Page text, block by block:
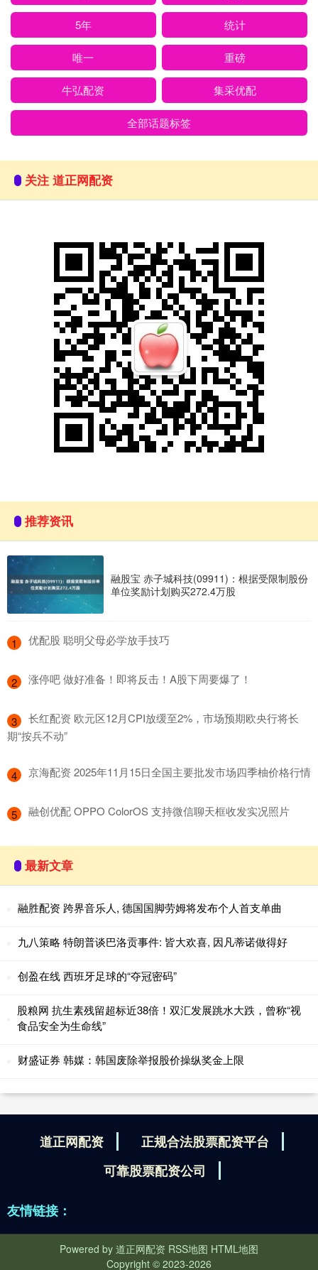
5年 统计
唯一 重磅
牛弘配资 集采优配
全部话题标签
关注 道正网配资
推荐资讯
融股宝 赤子城科技(09911)：根据受限制股份
单位奖励计划购买272.4万股
1 ​优配股 聪明父母必学放手技巧
2 ​涨停吧 做好准备！即将反击！A股下周要爆了！
3
​长红配资 欧元区12月CPI放缓至2%，市场预期欧央行将长
期“按兵不动”
4 ​京海配资 2025年11月15日全国主要批发市场四季柚价格行情
5 ​融创优配 OPPO ColorOS 支持微信聊天框收发实况照片
最新文章
融胜配资 跨界音乐人, 德国国脚劳姆将发布个人首支单曲
九八策略 特朗普谈巴洛贡事件: 皆大欢喜, 因凡蒂诺做得好
创盈在线 西班牙足球的“夺冠密码”
股粮网 抗生素残留超标近38倍！双汇发展跳水大跌，曾称“视
食品安全为生命线”
财盛证券 韩媒：韩国废除举报股价操纵奖金上限
道正网配资
正规合法股票配资平台
可靠股票配资公司
友情链接：
Powered by 道正网配资 RSS地图 HTML地图
Copyright © 2023-2026